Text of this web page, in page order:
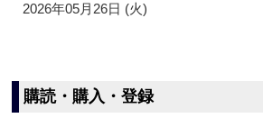
2026年05月26日 (火)
購読・購入・登録